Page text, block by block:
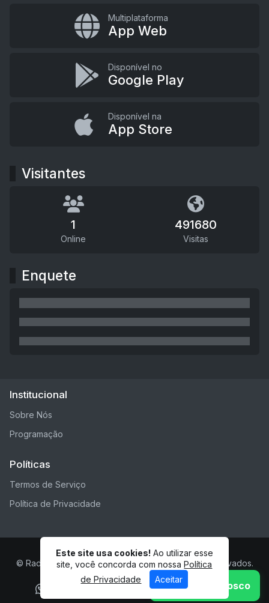
Multiplataforma
App Web
Disponível no
Google Play
Disponível na
App Store
Visitantes
1
Online
491680
Visitas
Enquete
Institucional
Sobre Nós
Programação
Políticas
Termos de Serviço
Política de Privacidade
© Radio ieq praia comprida - Todos os direitos reservados.
Fale Conosco
Este site usa cookies! Ao utilizar esse
site, você concorda com nossaPolítica
de Privacidade
Aceitar